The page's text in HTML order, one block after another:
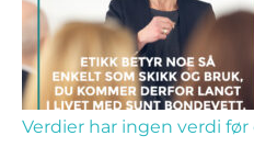
Verdier har ingen verdi